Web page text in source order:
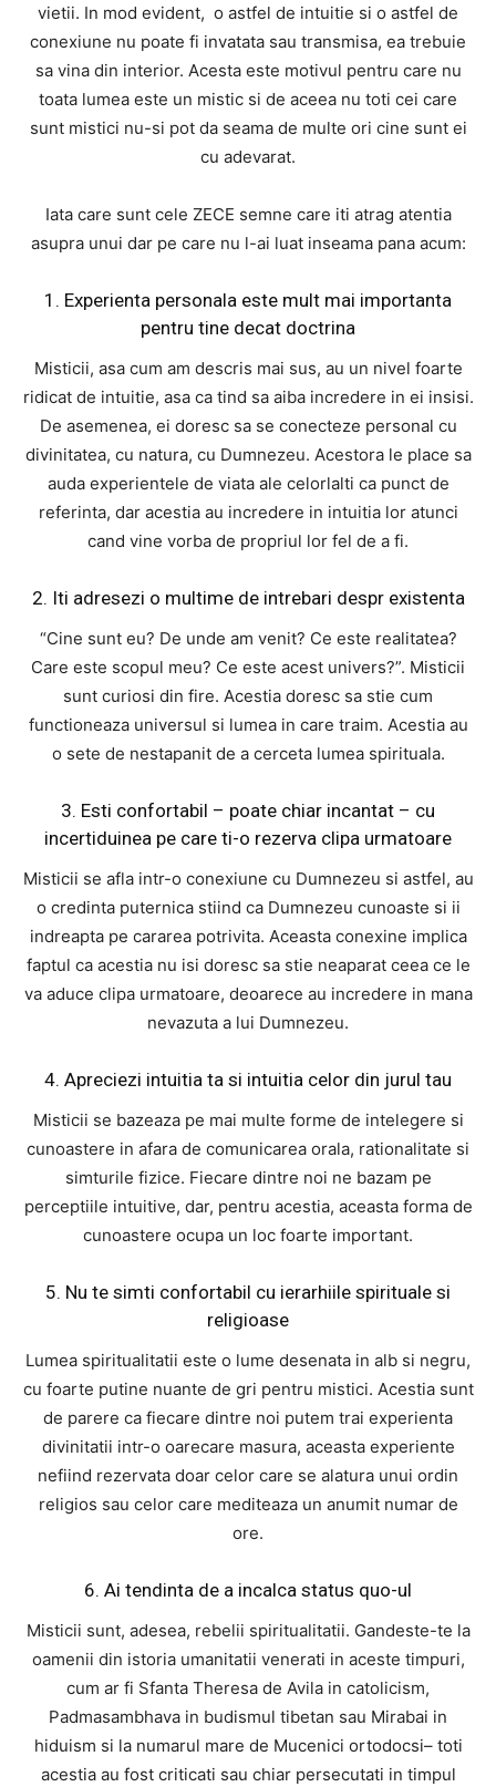
vietii. In mod evident, o astfel de intuitie si o astfel de
conexiune nu poate fi invatata sau transmisa, ea trebuie
sa vina din interior. Acesta este motivul pentru care nu
toata lumea este un mistic si de aceea nu toti cei care
sunt mistici nu-si pot da seama de multe ori cine sunt ei
cu adevarat.
Iata care sunt cele ZECE semne care iti atrag atentia
asupra unui dar pe care nu l-ai luat inseama pana acum:
1. Experienta personala este mult mai importanta
pentru tine decat doctrina
Misticii, asa cum am descris mai sus, au un nivel foarte
ridicat de intuitie, asa ca tind sa aiba incredere in ei insisi.
De asemenea, ei doresc sa se conecteze personal cu
divinitatea, cu natura, cu Dumnezeu. Acestora le place sa
auda experientele de viata ale celorlalti ca punct de
referinta, dar acestia au incredere in intuitia lor atunci
cand vine vorba de propriul lor fel de a fi.
2. Iti adresezi o multime de intrebari despr existenta
“Cine sunt eu? De unde am venit? Ce este realitatea?
Care este scopul meu? Ce este acest univers?”. Misticii
sunt curiosi din fire. Acestia doresc sa stie cum
functioneaza universul si lumea in care traim. Acestia au
o sete de nestapanit de a cerceta lumea spirituala.
3. Esti confortabil – poate chiar incantat – cu
incertiduinea pe care ti-o rezerva clipa urmatoare
Misticii se afla intr-o conexiune cu Dumnezeu si astfel, au
o credinta puternica stiind ca Dumnezeu cunoaste si ii
indreapta pe cararea potrivita. Aceasta conexine implica
faptul ca acestia nu isi doresc sa stie neaparat ceea ce le
va aduce clipa urmatoare, deoarece au incredere in mana
nevazuta a lui Dumnezeu.
4. Apreciezi intuitia ta si intuitia celor din jurul tau
Misticii se bazeaza pe mai multe forme de intelegere si
cunoastere in afara de comunicarea orala, rationalitate si
simturile fizice. Fiecare dintre noi ne bazam pe
perceptiile intuitive, dar, pentru acestia, aceasta forma de
cunoastere ocupa un loc foarte important.
5. Nu te simti confortabil cu ierarhiile spirituale si
religioase
Lumea spiritualitatii este o lume desenata in alb si negru,
cu foarte putine nuante de gri pentru mistici. Acestia sunt
de parere ca fiecare dintre noi putem trai experienta
divinitatii intr-o oarecare masura, aceasta experiente
nefiind rezervata doar celor care se alatura unui ordin
religios sau celor care mediteaza un anumit numar de
ore.
6. Ai tendinta de a incalca status quo-ul
Misticii sunt, adesea, rebelii spiritualitatii. Gandeste-te la
oamenii din istoria umanitatii venerati in aceste timpuri,
cum ar fi Sfanta Theresa de Avila in catolicism,
Padmasambhava in budismul tibetan sau Mirabai in
hiduism si la numarul mare de Mucenici ortodocsi– toti
acestia au fost criticati sau chiar persecutati in timpul